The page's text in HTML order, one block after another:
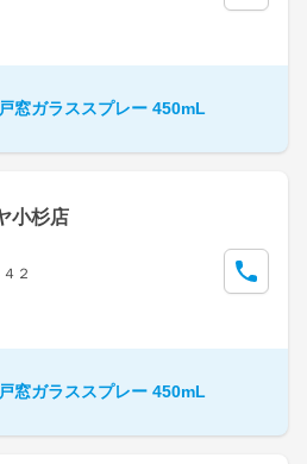
窓ガラススプレー 450mL
小杉店
２
窓ガラススプレー 450mL